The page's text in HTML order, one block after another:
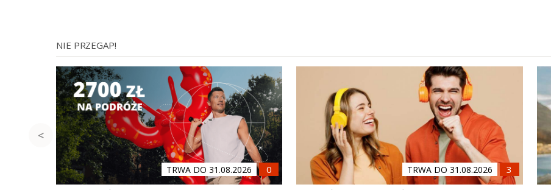
NIE PRZEGAP!
TRWA DO 31.08.2026 TRWA DO 31.08.2026